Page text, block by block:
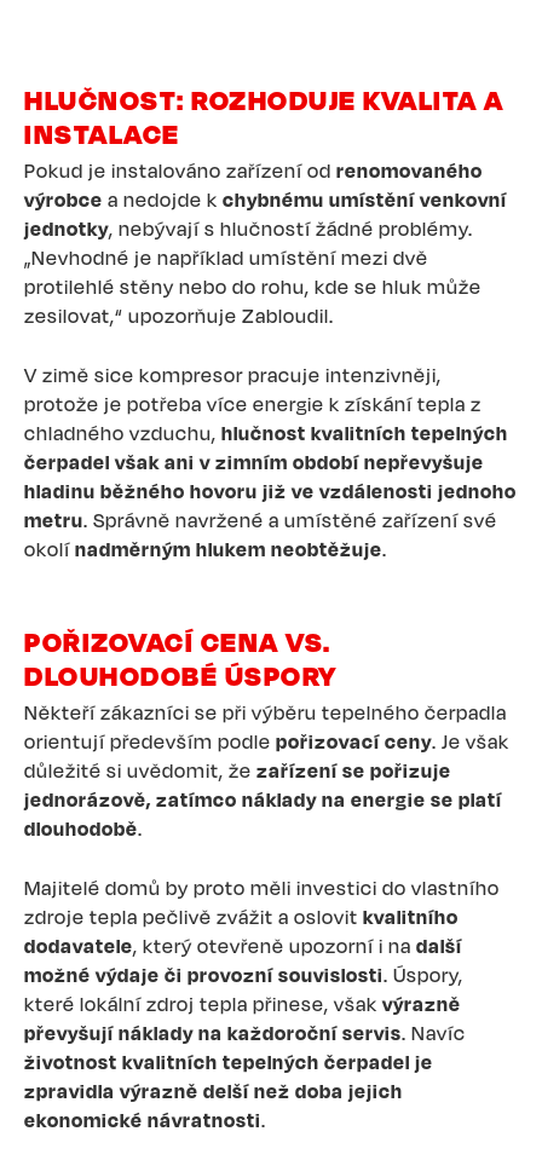
HLUČNOST: ROZHODUJE KVALITA A
INSTALACE
Pokud je instalováno zařízení od renomovaného
výrobce a nedojde k chybnému umístění venkovní
jednotky, nebývají s hlučností žádné problémy.
„Nevhodné je například umístění mezi dvě
protilehlé stěny nebo do rohu, kde se hluk může
zesilovat,“ upozorňuje Zabloudil.
V zimě sice kompresor pracuje intenzivněji,
protože je potřeba více energie k získání tepla z
chladného vzduchu, hlučnost kvalitních tepelných
čerpadel však ani v zimním období nepřevyšuje
hladinu běžného hovoru již ve vzdálenosti jednoho
metru. Správně navržené a umístěné zařízení své
okolí nadměrným hlukem neobtěžuje.
POŘIZOVACÍ CENA VS.
DLOUHODOBÉ ÚSPORY
Někteří zákazníci se při výběru tepelného čerpadla
orientují především podle pořizovací ceny. Je však
důležité si uvědomit, že zařízení se pořizuje
jednorázově, zatímco náklady na energie se platí
dlouhodobě.
Majitelé domů by proto měli investici do vlastního
zdroje tepla pečlivě zvážit a oslovit kvalitního
dodavatele, který otevřeně upozorní i na další
možné výdaje či provozní souvislosti. Úspory,
které lokální zdroj tepla přinese, všakvýrazně
převyšují náklady na každoroční servis. Navíc
životnost kvalitních tepelných čerpadel je
zpravidla výrazně delší než doba jejich
ekonomické návratnosti.